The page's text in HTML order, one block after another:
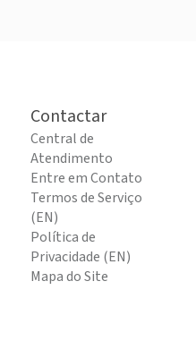
Contactar
Central de
Atendimento
Entre em Contato
Termos de Serviço
(EN)
Política de
Privacidade (EN)
Mapa do Site